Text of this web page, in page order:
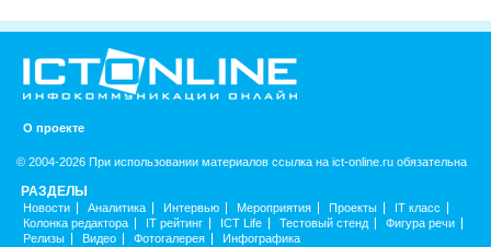
О проекте
© 2004-2026 При использовании материалов ссылка на ict-online.ru обязательна
РАЗДЕЛЫ
Новости Аналитика Интервью Мероприятия Проекты
IT класс
Колонка редактора
IT рейтинг ICT Life Тестовый стенд
Фигура речи
Релизы
Видео Фотогалерея Инфографика